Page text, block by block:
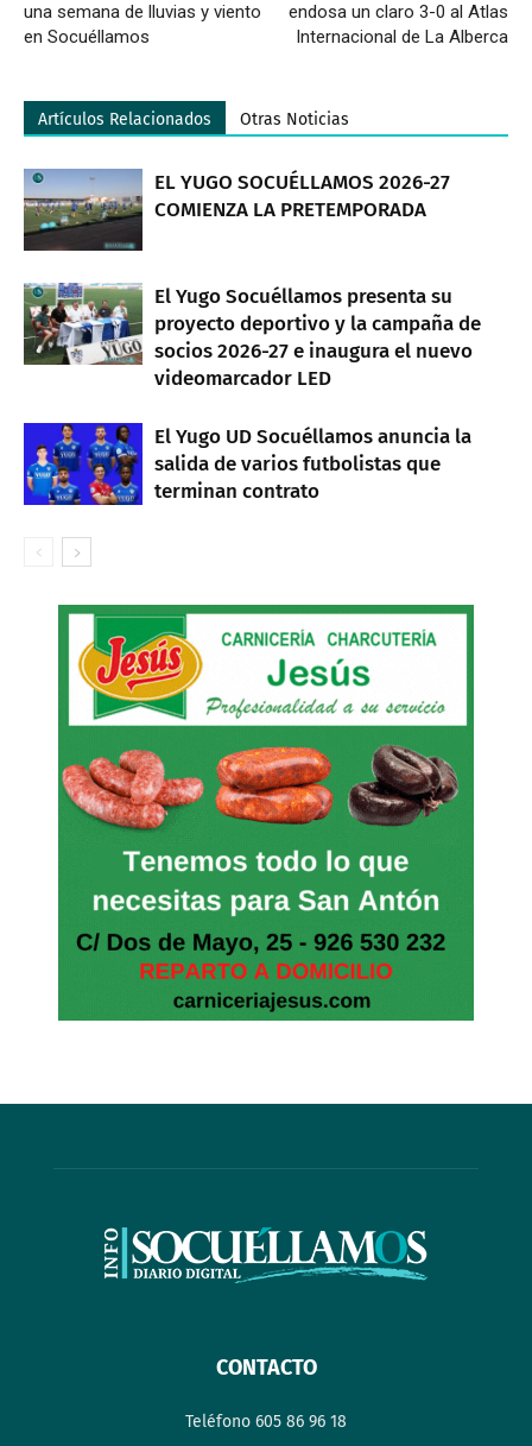
una semana de lluvias y viento
en Socuéllamos
endosa un claro 3-0 al Atlas
Internacional de La Alberca
Artículos Relacionados Otras Noticias
EL YUGO SOCUÉLLAMOS 2026-27
COMIENZA LA PRETEMPORADA
El Yugo Socuéllamos presenta su
proyecto deportivo y la campaña de
socios 2026-27 e inaugura el nuevo
videomarcador LED
El Yugo UD Socuéllamos anuncia la
salida de varios futbolistas que
terminan contrato
CONTACTO
Teléfono 605 86 96 18